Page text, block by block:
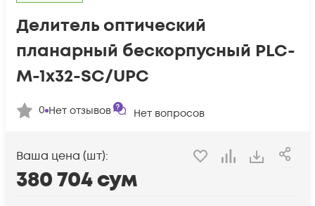
Делитель оптический
планарный бескорпусный PLC-
M-1x32-SC/UPC
0 Нет отзывов Нет вопросов
Ваша цена (шт):
380 704сум